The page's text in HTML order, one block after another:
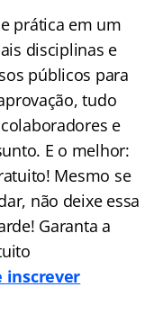
prática em um
disciplinas e
públicos para
tudo
e
E o melhor:
Mesmo se
não deixe essa
Garanta a
inscrever